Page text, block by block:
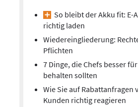
So bleibt der Akku fit: E-
richtig laden
Wiedereingliederung:
Pflichten
7 Dinge, die Chefs besser
behalten sollten
Wie Sie auf Rabattanfragen
Kunden richtig reagieren